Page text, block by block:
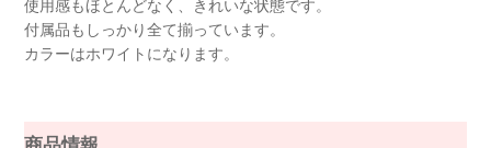
使用感もほとんどなく、きれいな状態です。
付属品もしっかり全て揃っています。
カラーはホワイトになります。